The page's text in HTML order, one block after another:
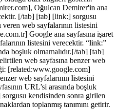
Oğulcan Demirer'in ana
[/tab] [tab] [link:] sorgusu
web sayfalarının listesini
Google ana sayfasına işaret
listesini verecektir. “link:”
boşluk olmamalıdır.[/tab] [tab]
web sayfasına benzer web
[related:www.google.com]
web sayfalarının listesini
URL’si arasında boşluk
kendisinden sonra girilen
toplanmış tanımını getirir.